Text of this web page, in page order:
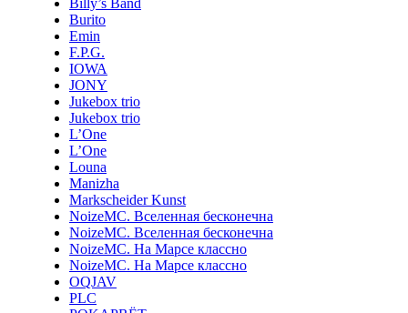
Billy’s Band
Burito
Emin
F.P.G.
IOWA
JONY
Jukebox trio
Jukebox trio
L’One
L’One
Louna
Manizha
Markscheider Kunst
NoizeMC. Вселенная бесконечна
NoizeMC. Вселенная бесконечна
NoizeMC. На Марсе классно
NoizeMC. На Марсе классно
OQJAV
PLC